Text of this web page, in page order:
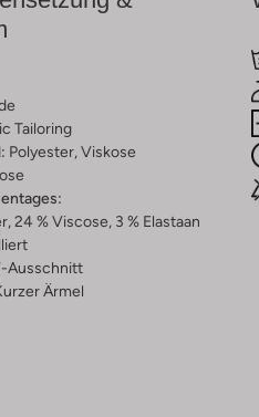
Tailoring
Polyester, Viskose
24 % Viscose, 3 % Elastaan
Ausschnitt
Ärmel